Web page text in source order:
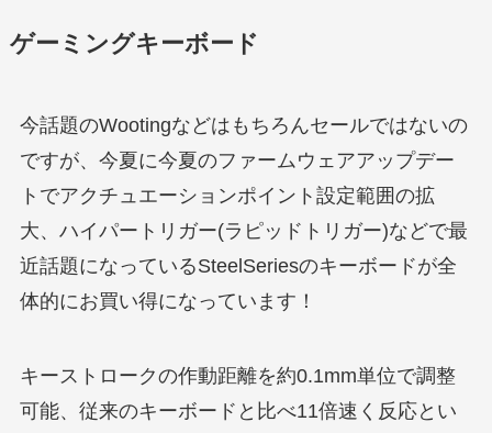
ゲーミングキーボード
今話題のWootingなどはもちろんセールではないの
ですが、今夏に今夏のファームウェアアップデー
トでアクチュエーションポイント設定範囲の拡
大、ハイパートリガー(ラピッドトリガー)などで最
近話題になっているSteelSeriesのキーボードが全
体的にお買い得になっています！
キーストロークの作動距離を約0.1mm単位で調整
可能、従来のキーボードと比べ11倍速く反応とい